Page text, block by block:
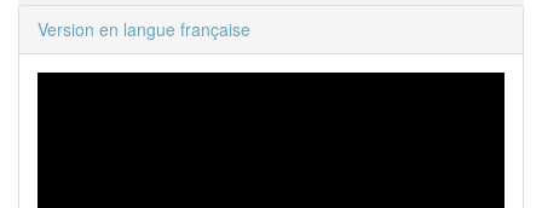
Version en langue française